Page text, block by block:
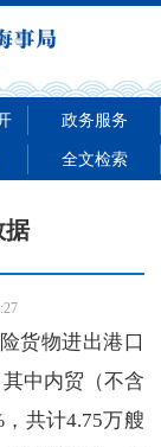
政务服务
全文检索
据
货物进出港口
中内贸（不含
共计4.75万艘